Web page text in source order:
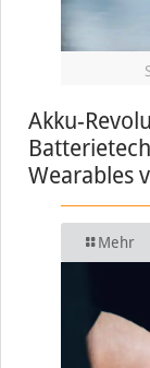
Akku-
Wearables
Mehr